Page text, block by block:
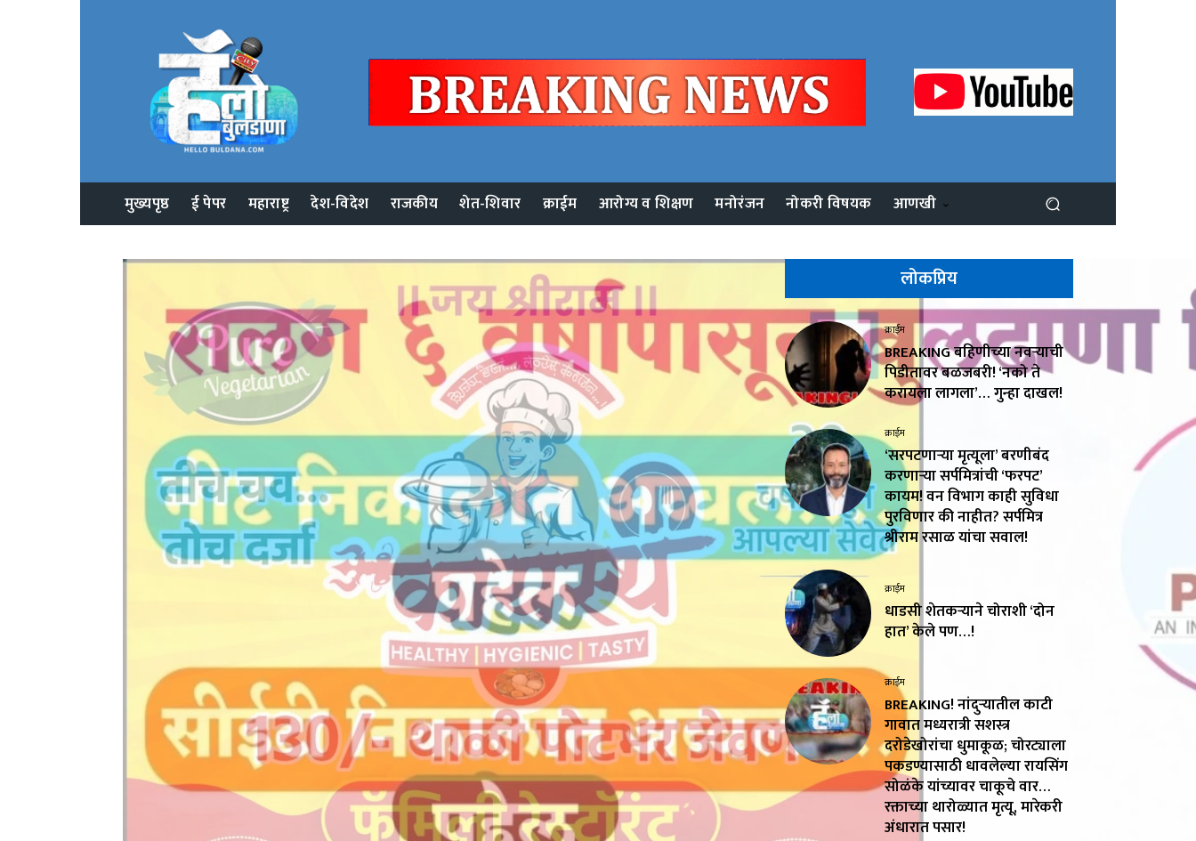
मुख्यपृष्ठ ई पेपर महाराष्ट्र देश-विदेश राजकीय शेत-शिवार क्राईम आरोग्य व शिक्षण मनोरंजन नोकरी विषयक आणखी
लोकप्रिय
क्राईम
BREAKING बहिणीच्या नवऱ्याची
पिडीतावर बळजबरी! ‘नको ते
करायला लागला’… गुन्हा दाखल!
क्राईम
‘सरपटणाऱ्या मृत्यूला’ बरणीबंद
करणाऱ्या सर्पमित्रांची ‘फरपट’
कायम! वन विभाग काही सुविधा
पुरविणार की नाहीत? सर्पमित्र
श्रीराम रसाळ यांचा सवाल!
क्राईम
धाडसी शेतकऱ्याने चोराशी ‘दोन
हात’ केले पण…!
क्राईम
BREAKING! नांदुऱ्यातील काटी
गावात मध्यरात्री सशस्त्र
दरोडेखोरांचा धुमाकूळ; चोरट्याला
पकडण्यासाठी धावलेल्या रायसिंग
सोळंके यांच्यावर चाकूचे वार…
रक्ताच्या थारोळ्यात मृत्यू, मारेकरी
अंधारात पसार!